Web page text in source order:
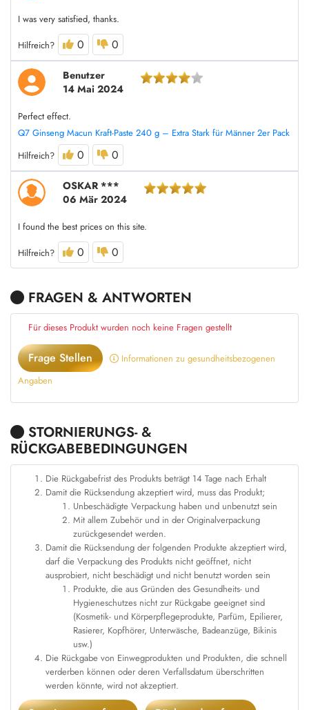
I was very satisfied, thanks.
Hilfreich?
0 0
Benutzer
14 Mai 2024
Perfect effect.
Q7 Ginseng Macun Kraft-Paste 240 g – Extra Stark für Männer 2er Pack
Hilfreich?
0 0
OSKAR ***
06 Mär 2024
I found the best prices on this site.
Hilfreich?
0 0
FRAGEN & ANTWORTEN
Für dieses Produkt wurden noch keine Fragen gestellt
Frage Stellen
Informationen zu gesundheitsbezogenen
Angaben
STORNIERUNGS- &
RÜCKGABEBEDINGUNGEN
Die Rückgabefrist des Produkts beträgt 14 Tage nach Erhalt
Damit die Rücksendung akzeptiert wird, muss das Produkt;
Unbeschädigte Verpackung haben und unbenutzt sein
Mit allem Zubehör und in der Originalverpackung
zurückgesendet werden.
Damit die Rücksendung der folgenden Produkte akzeptiert wird,
darf die Verpackung des Produkts nicht geöffnet, nicht
ausprobiert, nicht beschädigt und nicht benutzt worden sein
Produkte, die aus Gründen des Gesundheits- und
Hygieneschutzes nicht zur Rückgabe geeignet sind
(Kosmetik- und Körperpflegeprodukte, Parfüm, Epilierer,
Rasierer, Kopfhörer, Unterwäsche, Badeanzüge, Bikinis
usw.)
Die Rückgabe von Einwegprodukten und Produkten, die schnell
verderben können oder deren Verfallsdatum überschritten
werden könnte, wird not akzeptiert.